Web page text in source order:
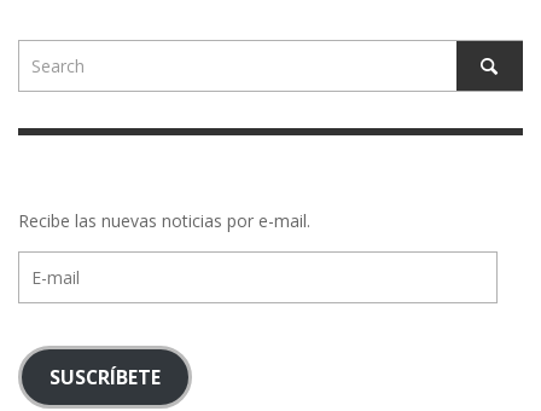
Recibe las nuevas noticias por e-mail.
mail
SUSCRÍBETE